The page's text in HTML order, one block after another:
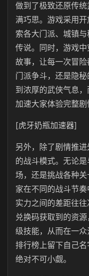
做到了极致还原传
满巧思。游戏采用
索各大门派、城镇
传说。同时，游戏
故事，让每一次冒
门派争斗，还是隐
到浓厚的武侠气息
加速大家体验完整剧
[虎牙奶瓶加速器]
另外，除了剧情推
的战斗模式。无论
场，还是挑战各种
家在不同的战斗节奏
实力之间的差距往
兑换码获取到的资
级技能，从而在一
排行榜上留下自己
绝对不可小觑。